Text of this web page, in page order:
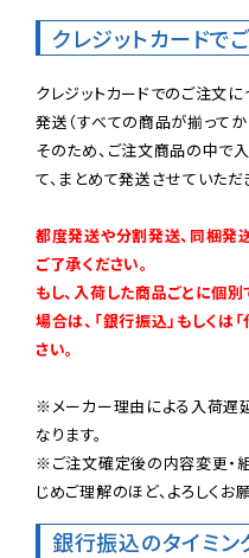
クレジットカードで
クレジットカードでのご注文
発送（すべての商品が揃ってか
そのため、ご注文商品の中で
て、まとめて発送させていただ
都度発送や分割発送、同梱発
ご了承ください。
もし、入荷した商品ごとに個
場合は、「銀行振込」もしくは
さい。
※メーカー理由による入荷遅
なります。
※ご注文確定後の内容変更・
じめご理解のほど、よろしくお
銀行振込のタイミン